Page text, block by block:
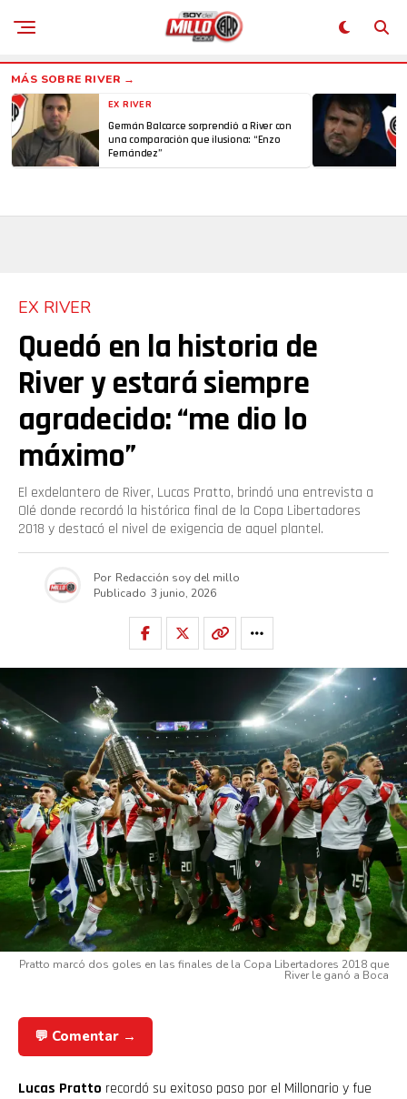
EX RIVER
Germán Balcarce sorprendió a River con
una comparación que ilusiona: “Enzo
Fernández”
EX RIVER
Quedó en la historia de
River y estará siempre
agradecido: “me dio lo
máximo”
El exdelantero de River, Lucas Pratto, brindó una entrevista a
Olé donde recordó la histórica final de la Copa Libertadores
2018 y destacó el nivel de exigencia de aquel plantel.
Por Redacción soy del millo
Publicado 3 junio, 2026
Pratto marcó dos goles en las finales de la Copa Libertadores 2018 que
River le ganó a Boca
💬 Comentar →
Lucas Pratto recordó su exitoso paso por el Millonario y fue